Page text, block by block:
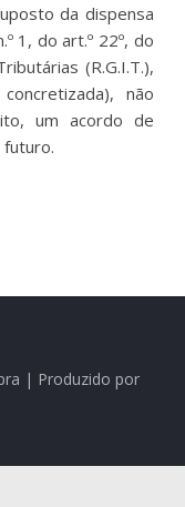
da dispensa
1, do art.º 22º, do
(R.G.I.T.),
não
um acordo de
| Produzido por